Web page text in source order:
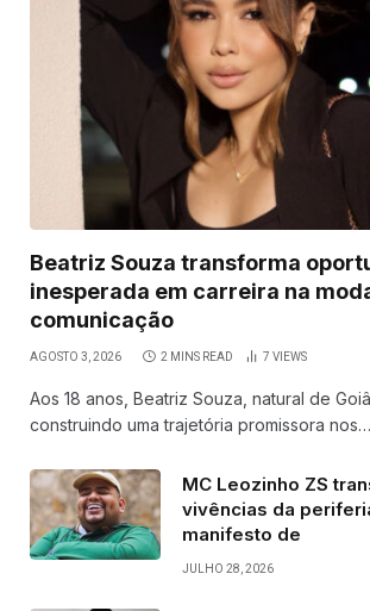
Beatriz Souza transforma
inesperada em carreira na
comunicação
AGOSTO 3, 2026 2 MINS READ 7 VIEWS
Aos 18 anos, Beatriz Souza, natural de
construindo uma trajetória promissora nos…
MC Leozinho ZS
vivências da
manifesto de
JULHO 28, 2026